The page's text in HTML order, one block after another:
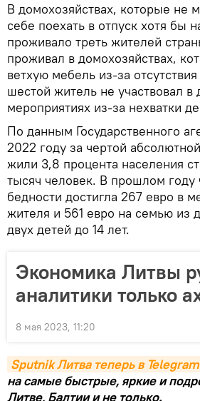
В домохозяйствах, которые не
себе поехать в отпуск хотя бы
проживало треть жителей
проживал в домохозяйствах,
ветхую мебель из-за
шестой житель не участвовал в
мероприятиях из-за нехватки
По данным Государственного
2022 году за чертой
жили 3,8 процента населения
тысяч человек. В прошлом году
бедности достигла 267 евро в
жителя и 561 евро на семью из
двух детей до 14 лет.
Экономика Литвы
аналитики только
8 мая 2023, 11:20
Sputnik Литва теперь в Telegram
на самые быстрые, яркие и
Литве, Балтии и не только.